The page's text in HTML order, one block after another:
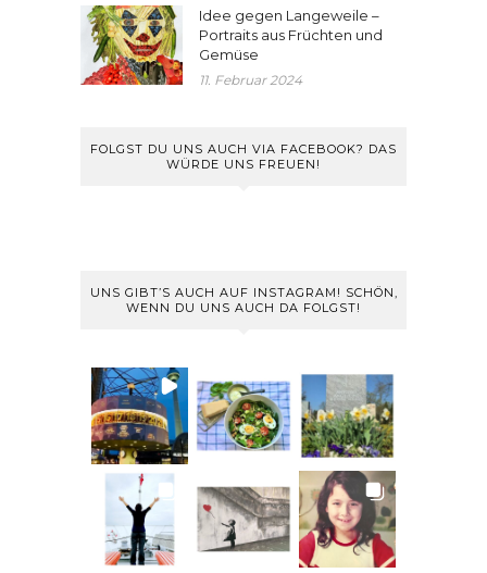
Idee gegen Langeweile –
Portraits aus Früchten und
Gemüse
11. Februar 2024
FOLGST DU UNS AUCH VIA FACEBOOK? DAS
WÜRDE UNS FREUEN!
UNS GIBT’S AUCH AUF INSTAGRAM! SCHÖN,
WENN DU UNS AUCH DA FOLGST!